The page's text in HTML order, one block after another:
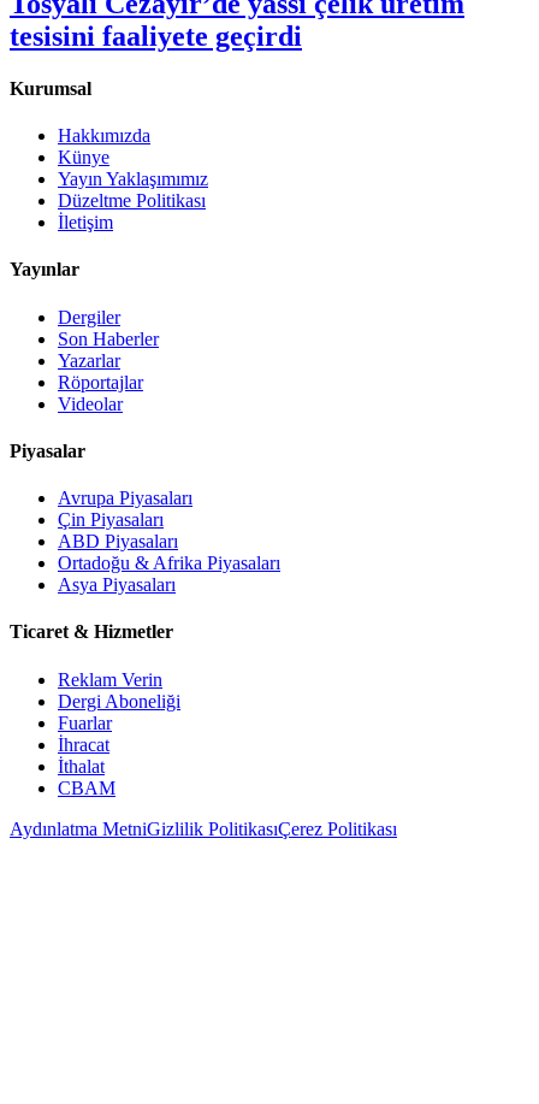
tesisini faaliyete geçirdi
Kurumsal
Hakkımızda
Künye
Yayın Yaklaşımımız
Düzeltme Politikası
İletişim
Yayınlar
Dergiler
Son Haberler
Yazarlar
Röportajlar
Videolar
Piyasalar
Avrupa Piyasaları
Çin Piyasaları
ABD Piyasaları
Ortadoğu & Afrika Piyasaları
Asya Piyasaları
Ticaret & Hizmetler
Reklam Verin
Dergi Aboneliği
Fuarlar
İhracat
İthalat
CBAM
Aydınlatma MetniGizlilik PolitikasıÇerez Politikası